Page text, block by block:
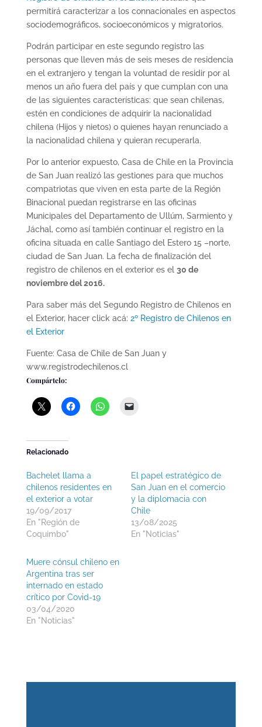
permitirá caracterizar a los connacionales en aspectos
sociodemográficos, socioeconómicos y migratorios.
Podrán participar en este segundo registro las
personas que lleven más de seis meses de residencia
en el extranjero y tengan la voluntad de residir por al
menos un año fuera del país y que cumplan con una
de las siguientes características: que sean chilenas,
estén en condiciones de adquirir la nacionalidad
chilena (Hijos y nietos) o quienes hayan renunciado a
la nacionalidad chilena y quieran recuperarla.
Por lo anterior expuesto, Casa de Chile en la Provincia
de San Juan realizó las gestiones para que muchos
compatriotas que viven en esta parte de la Región
Binacional puedan registrarse en las oficinas
Municipales del Departamento de Ullúm, Sarmiento y
Jáchal, como así también continuar el registro en la
oficina situada en calle Santiago del Estero 15 –norte,
ciudad de San Juan. La fecha de finalización del
registro de chilenos en el exterior es el 30 de
noviembre del 2016.
Para saber más del Segundo Registro de Chilenos en
el Exterior, hacer click acá: 2º Registro de Chilenos en
el Exterior
Fuente: Casa de Chile de San Juan y
www.registrodechilenos.cl
Compártelo:
Relacionado
Bachelet llama a
chilenos residentes en
el exterior a votar
19/09/2017
En "Región de
Coquimbo"
El papel estratégico de
San Juan en el comercio
y la diplomacia con
Chile
13/08/2025
En "Noticias"
Muere cónsul chileno en
Argentina tras ser
internado en estado
crítico por Covid-19
03/04/2020
En "Noticias"